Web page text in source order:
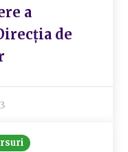
a
de